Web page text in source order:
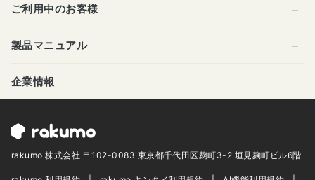
ご利用中のお客様
製品マニュアル
企業情報
rakumo 株式会社 〒102-0083 東京都千代田区麹町3-2 垣見麹町ビル6階